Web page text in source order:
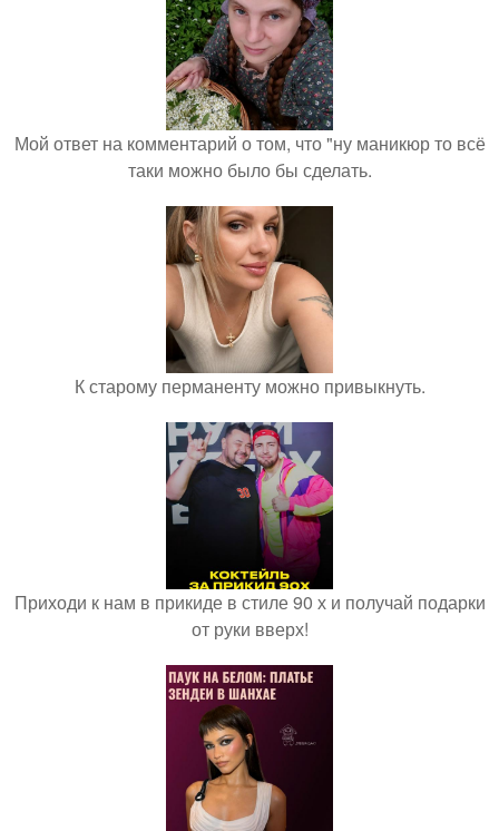
Мой ответ на комментарий о том, что "ну маникюр то всё
таки можно было бы сделать.
К старому перманенту можно привыкнуть.
Приходи к нам в прикиде в стиле 90 х и получай подарки
от руки вверх!